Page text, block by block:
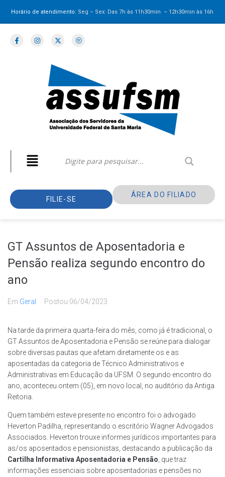
Horário de atendimento: Seg – Sex: Das 7h às 11h30min – 12h30minàs 16h
FILIE-SE
ÁREA DO FILIADO
GT Assuntos de Aposentadoria e
Pensão realiza segundo encontro do
ano
Em Geral Postou 06/04/2023
Na tarde da primeira quarta-feira do mês, como já é tradicional, o
GT Assuntos de Aposentadoria e Pensão se reúne para dialogar
sobre diversas pautas que afetam diretamente os e as
aposentadas da categoria de Técnico Administrativos e
Administrativas em Educação da UFSM. O segundo encontro do
ano, aconteceu ontem (05), em novo local, no auditório da Antiga
Reitoria.
Quem também esteve presente no encontro foi o advogado
Heverton Padilha, representando o escritório Wagner Advogados
Associados. Heverton trouxe informes jurídicos importantes para
as/os aposentados e pensionistas, destacando a publicação da
Cartilha Informativa Aposentadoria e Pensão, que traz
informações essenciais sobre aposentadorias e pensões no